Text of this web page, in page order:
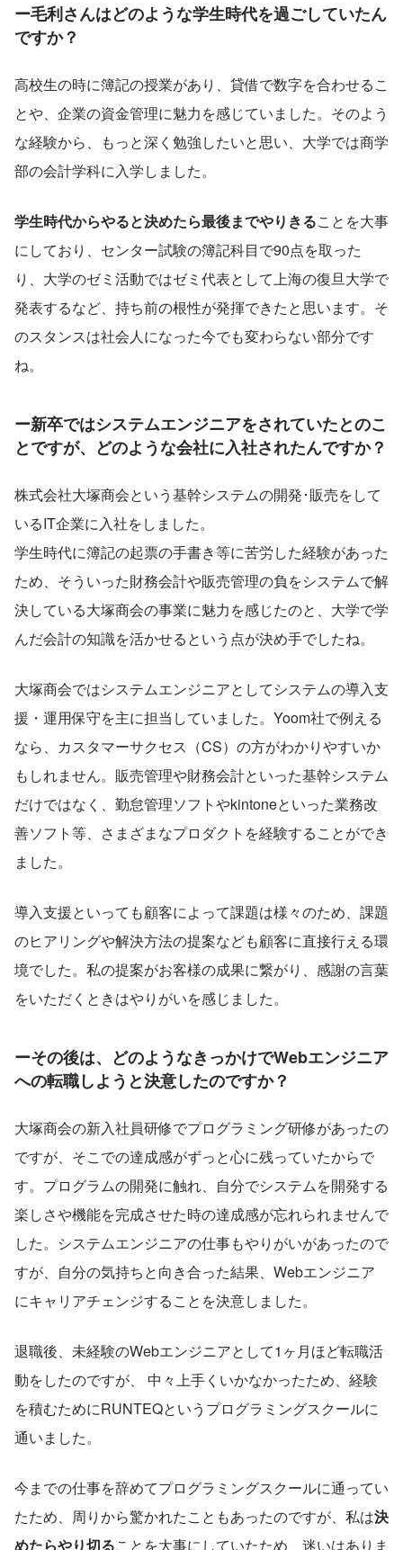
ー毛利さんはどのような学生時代を過ごしていたん
ですか？
高校生の時に簿記の授業があり、貸借で数字を合わせるこ
とや、企業の資金管理に魅力を感じていました。そのよう
な経験から、もっと深く勉強したいと思い、大学では商学
部の会計学科に入学しました。
学生時代からやると決めたら最後までやりきることを大事
にしており、センター試験の簿記科目で90点を取った
り、大学のゼミ活動ではゼミ代表として上海の復旦大学で
発表するなど、持ち前の根性が発揮できたと思います。そ
のスタンスは社会人になった今でも変わらない部分です
ね。
ー新卒ではシステムエンジニアをされていたとのこ
とですが、どのような会社に入社されたんですか？
株式会社大塚商会という基幹システムの開発･販売をして
いるIT企業に入社をしました。
学生時代に簿記の起票の手書き等に苦労した経験があった
ため、そういった財務会計や販売管理の負をシステムで解
決している大塚商会の事業に魅力を感じたのと、大学で学
んだ会計の知識を活かせるという点が決め手でしたね。
大塚商会ではシステムエンジニアとしてシステムの導入支
援・運用保守を主に担当していました。Yoom社で例える
なら、カスタマーサクセス（CS）の方がわかりやすいか
もしれません。販売管理や財務会計といった基幹システム
だけではなく、勤怠管理ソフトやkintoneといった業務改
善ソフト等、さまざまなプロダクトを経験することができ
ました。
導入支援といっても顧客によって課題は様々のため、課題
のヒアリングや解決方法の提案なども顧客に直接行える環
境でした。私の提案がお客様の成果に繋がり、感謝の言葉
をいただくときはやりがいを感じました。
ーその後は、どのようなきっかけでWebエンジニア
への転職しようと決意したのですか？
大塚商会の新入社員研修でプログラミング研修があったの
ですが、そこでの達成感がずっと心に残っていたからで
す。プログラムの開発に触れ、自分でシステムを開発する
楽しさや機能を完成させた時の達成感が忘れられませんで
した。システムエンジニアの仕事もやりがいがあったので
すが、自分の気持ちと向き合った結果、Webエンジニア
にキャリアチェンジすることを決意しました。
退職後、未経験のWebエンジニアとして1ヶ月ほど転職活
動をしたのですが、 中々上手くいかなかったため、経験
を積むためにRUNTEQというプログラミングスクールに
通いました。
今までの仕事を辞めてプログラミングスクールに通ってい
たため、周りから驚かれたこともあったのですが、私は決
めたらやり切ることを大事にしていたため、迷いはありま